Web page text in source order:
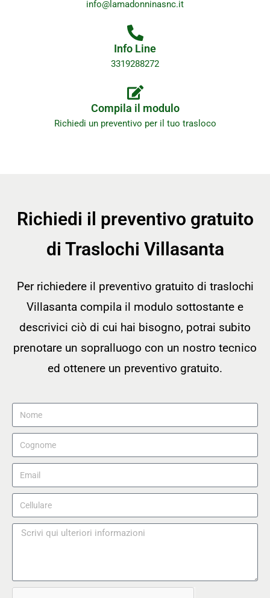
info@lamadonninasnc.it
Info Line
3319288272
Compila il modulo
Richiedi un preventivo per il tuo trasloco
Richiedi il preventivo gratuito
di Traslochi Villasanta
Per richiedere il preventivo gratuito di traslochi
Villasanta compila il modulo sottostante e
descrivici ciò di cui hai bisogno, potrai subito
prenotare un sopralluogo con un nostro tecnico
ed ottenere un preventivo gratuito.